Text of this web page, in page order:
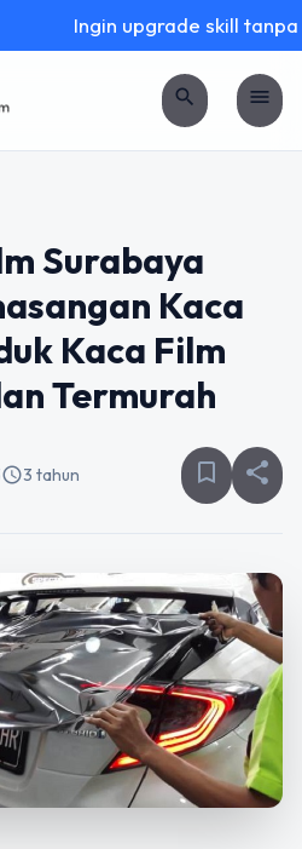
Ingin upgrade skill tanpa
search menu
Surabaya
Kaca
Kaca Film
Termurah
schedule3 tahun bookmark_border share